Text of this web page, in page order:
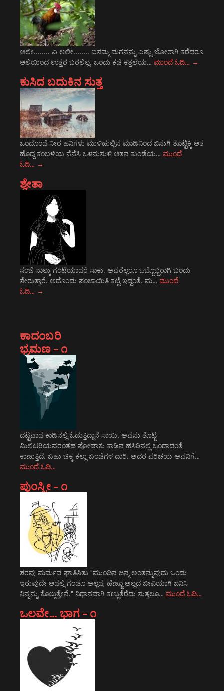
ಆಲೀ........ ಏ ಆಲೀ........ ಐಸಮ್ಮ ಮಗನನ್ನು ಎಷ್ಟು ಜೋರಾಗಿ ಕರೆದರೂ
ಆಲಿಯಿಂದ ಉತ್ತರ ಬರಲಿಲ್ಲ. ಒಂದು ಕಡೆ ಕತ್ತಲೆಯ… ಮುಂದೆ ಓದಿ… →
ಕುಸಿದ ಬದುಕಿನ ಸುತ್ತ
ಒಂದೊಂದೆ ನೀರ ಹನಿಗಳು ಮುಳಿಹುಲ್ಲಿನ ಮಾಡಿನಿಂದ ಜಿನುಗಿ ತೊಟ್ಟಿಕ್ಕಿ ಆತ
ಹೊದ್ದ ಕಂಬಳಿಯ ನೆನೆಸಿ ಒಳನುಸುಳಿ ಆತನ ಕುಂಡೆಯ… ಮುಂದೆ
ಓದಿ… →
ಶ್ವೇತಾ
ಸಂಜೆ ನಾಲ್ಕು ಗಂಟೆಯಾದರೆ ಸಾಕು. ಅವರೆಲ್ಲರೂ ಒಬ್ಬೊಬ್ಬರಾಗಿ ಬಂದು
ಸೇರುತ್ತಾರೆ. ಅದೊಂದು ಪಂಚಾಯಿತಿ ಕಟ್ಟೆ ಇದ್ದಂತೆ. ಮ… ಮುಂದೆ
ಓದಿ… →
ಕಾದಂಬರಿ
ಭ್ರಮಣ – ೧
ದಟ್ಟವಾದ ಕಾಡಿನಲ್ಲಿ ಓಡುತ್ತಿದ್ದಾನೆ ಸಾಯಿ. ಅವನು ತೊಟ್ಟ
ಮಿಲಿಟರಿಯವರಂತಹ ಪೋಷಾಕು ಕಾಡಿನ ಹಸಿರಿನಲ್ಲಿ ಒಂದಾದಂತೆ
ಕಾಣುತ್ತಿದೆ. ಬಹು ಚಿಕ್ಕ ಕಲ್ಲು ಬಂಡೆಗಳ ದಾರಿ. ಅದರ ಪರಿಚಯ ಅವನಿಗೆ…
ಮುಂದೆ ಓದಿ…
ಪುಂಸ್ತ್ರೀ – ೧
ಶರವು ಮರ್ಮವ ಘಾತಿಸಿತು "ಮುಂದಿನ ಜನ್ಮ ಅಂತನ್ನುವುದು ಒಂದು
ಇರುವುದೇ ಆದಲ್ಲಿ ಗಂಡೂ ಅಲ್ಲದ, ಹೆಣ್ಣೂ ಅಲ್ಲದ ಜೀವಿಯಾಗಿ ಜನಿಸಿ
ನಿನ್ನನ್ನು ಕೊಲ್ಲುತ್ತೇನೆ." ನಿಧಾನವಾಗಿ ಕಣ್ಣುತೆರೆದು ಸುತ್ತಲೂ… ಮುಂದೆ ಓದಿ…
ಒಲವೇ… ಭಾಗ – ೧